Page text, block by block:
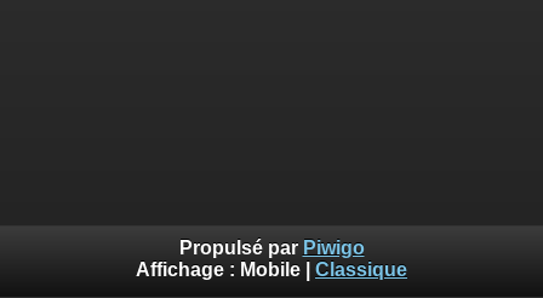
Propulsé par Piwigo
Affichage : Mobile Classique